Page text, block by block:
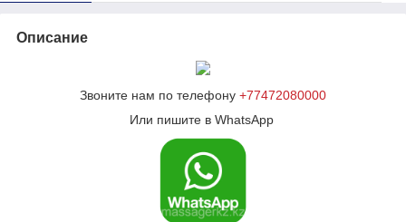
Описание
Звоните нам по телефону +77472080000
Или пишите в WhatsApp